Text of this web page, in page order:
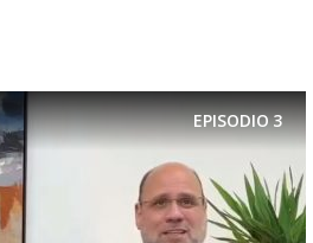
EPISODIO3